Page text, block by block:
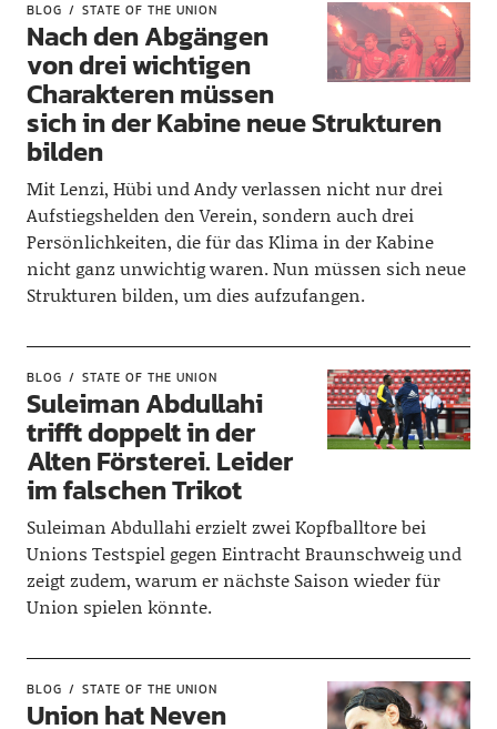
BLOG STATE OF THE UNION
Nach den Abgängen
von drei wichtigen
Charakteren müssen
sich in der Kabine neue Strukturen
bilden
Mit Lenzi, Hübi und Andy verlassen nicht nur drei
Aufstiegshelden den Verein, sondern auch drei
Persönlichkeiten, die für das Klima in der Kabine
nicht ganz unwichtig waren. Nun müssen sich neue
Strukturen bilden, um dies aufzufangen.
BLOG STATE OF THE UNION
Suleiman Abdullahi
trifft doppelt in der
Alten Försterei. Leider
im falschen Trikot
Suleiman Abdullahi erzielt zwei Kopfballtore bei
Unions Testspiel gegen Eintracht Braunschweig und
zeigt zudem, warum er nächste Saison wieder für
Union spielen könnte.
BLOG STATE OF THE UNION
Union hat Neven